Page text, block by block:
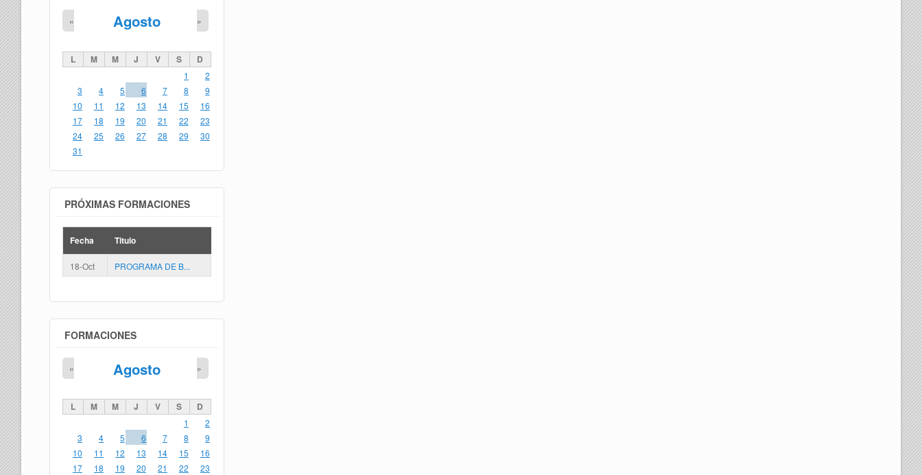
Agosto
« »
L M M J V S D
1
2
3
4 5 6 7 8
9
10
11 12 13 14 15
16
17
18 19 20 21 22
23
24
25 26 27 28 29
30
31
PRÓXIMAS FORMACIONES
Fecha Titulo
18-Oct PROGRAMA DE B...
FORMACIONES
Agosto
« »
L M M J V S D
1
2
3
4 5 6 7 8
9
10
11 12 13 14 15
16
17
18 19 20 21 22
23